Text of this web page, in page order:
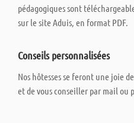
pédagogiques sont
sur le site Aduis, en format PDF.
Conseils personnalisées
Nos hôtesses se feront une joie
et de vous conseiller par mail ou